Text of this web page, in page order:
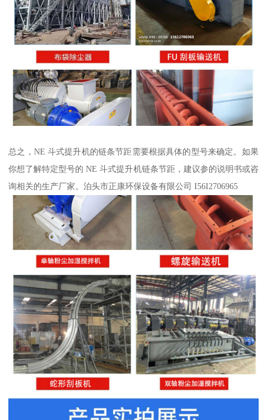
总之，NE 斗式提升机的链条节距需要根据具体的型号来确定。如果
你想了解特定型号的 NE 斗式提升机链条节距，建议参的说明书或咨
询相关的生产厂家。泊头市正康环保设备有限公司 I56I2706965